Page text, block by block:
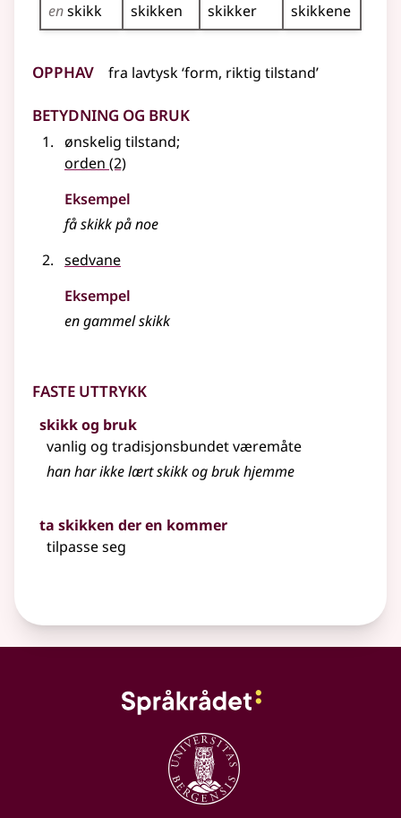
enskikk skikken skikker skikkene
Opphav fra lavtysk‘form, riktig tilstand’
Betydning og bruk
ønskelig tilstand;
orden (2)
Eksempel
få skikk på noe
sedvane
Eksempel
en gammelskikk
Faste uttrykk
skikk og bruk
vanlig og tradisjonsbundet væremåte
han har ikke lært skikk og bruk hjemme
ta skikken der en kommer
tilpasse seg